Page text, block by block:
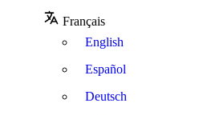
Français
English
Español
Deutsch